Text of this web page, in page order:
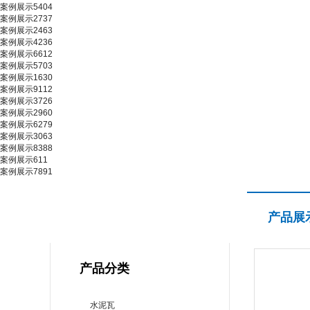
案例展示5404
案例展示2737
案例展示2463
案例展示4236
案例展示6612
案例展示5703
案例展示1630
案例展示9112
案例展示3726
案例展示2960
案例展示6279
案例展示3063
案例展示8388
案例展示611
案例展示7891
产品分类
水泥瓦
产品展